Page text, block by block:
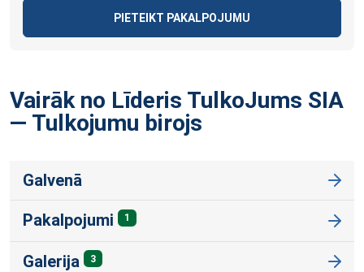
PIETEIKT PAKALPOJUMU
Vairāk no Līderis TulkoJums SIA
— Tulkojumu birojs
Galvenā
Pakalpojumi 1
Galerija 3